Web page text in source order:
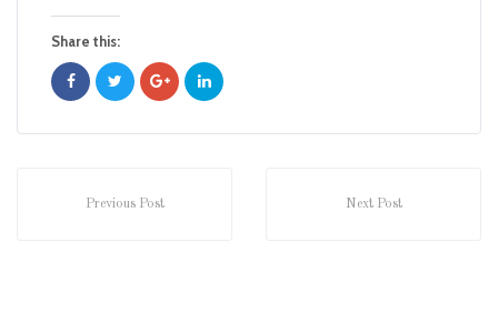
Share this:
Previous Post Next Post